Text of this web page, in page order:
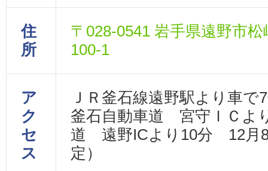
住
所
〒028-0541 岩手県遠野市
100-1
ア
ク
セ
ス
ＪＲ釜石線遠野駅より車で
釜石自動車道 宮守ＩＣよ
道 遠野ICより10分 12月
定）